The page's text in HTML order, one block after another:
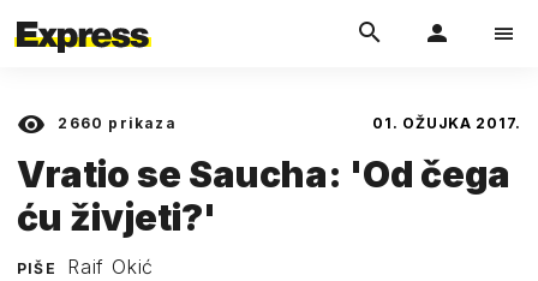
2660 prikaza 01. OŽUJKA 2017.
Vratio se Saucha: 'Od čega
ću živjeti?'
PIŠE Raif Okić